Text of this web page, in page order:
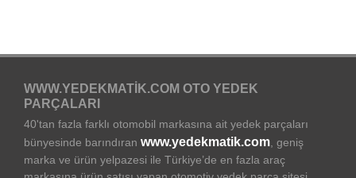
WWW.YEDEKMATIK.COM OTO YEDEK
PARÇALARI
40'tan fazla farklı otomobil markasına ait yedek parçaları
bünyesinde barındıran www.yedekmatik.com, geniş
marka ve ürün yelpazesi ile Türkiye’de en fazla araç